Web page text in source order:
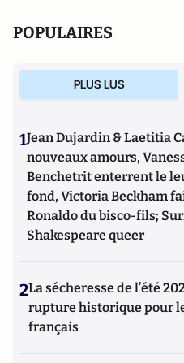
POPULAIRES
PLUS LUS
1Jean Dujardin & Laetitia
nouveaux amours,
Benchetrit enterrent le
fond, Victoria Beckham
Ronaldo du bisco-fils;
Shakespeare queer
2La sécheresse de l’été
rupture historique pour
français